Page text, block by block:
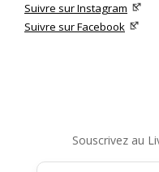
Suivre sur Instagram
Suivre sur Facebook
Souscrivez au